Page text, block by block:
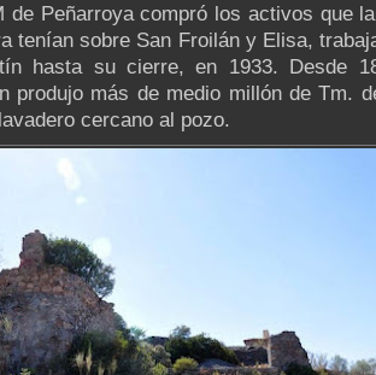
de Peñarroya compró los activos que
tenían sobre San Froilán y Elisa,
hasta su cierre, en 1933. Desde
produjo más de medio millón de Tm.
cercano al pozo.